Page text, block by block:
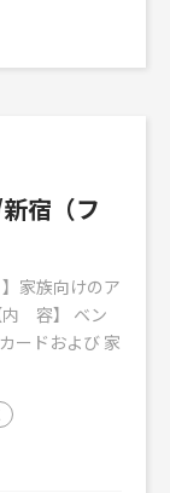
宿（フ
家族向けのア
内 容】 ベン
ードおよび 家